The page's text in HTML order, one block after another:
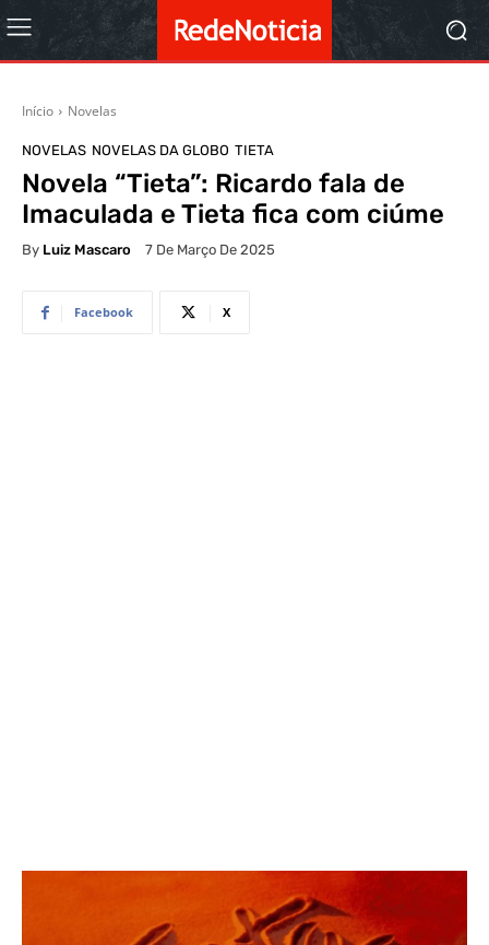
Início Novelas
NOVELAS NOVELAS DA GLOBO TIETA
Novela “Tieta”: Ricardo fala de
Imaculada e Tieta fica com ciúme
By Luiz Mascaro 7 De Março De 2025
Facebook X